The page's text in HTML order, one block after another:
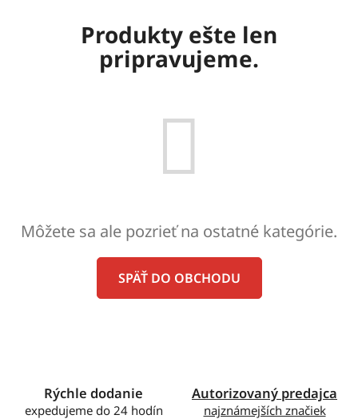
Produkty ešte len
pripravujeme.
Môžete sa ale pozrieť na ostatné kategórie.
SPÄŤ DO OBCHODU
Rýchle dodanie
expedujeme do 24 hodín
Autorizovaný predajca
najznámejších značiek